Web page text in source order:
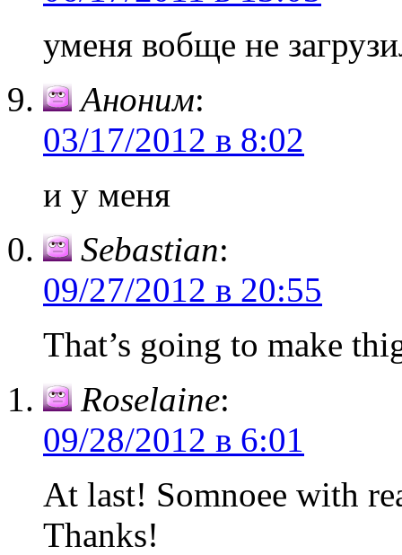
уменя вобще не
Аноним:
03/17/2012 в 8:02
и у меня
Sebastian:
09/27/2012 в 20:55
That’s going to make
Roselaine:
09/28/2012 в 6:01
At last! Somnoee with
Thanks!